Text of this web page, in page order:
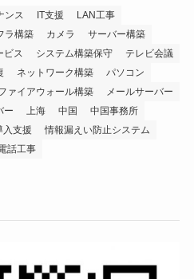
ンス IT支援
LAN工事
ラ構築 カメラ
サーバー構築
ビス システム構築保守
テレビ会議
ネットワーク構築
パソコン
ァイアウォール構築
メールサーバー
ー 上海 中国
中国事務所
入支援
情報漏えい防止システム
話工事